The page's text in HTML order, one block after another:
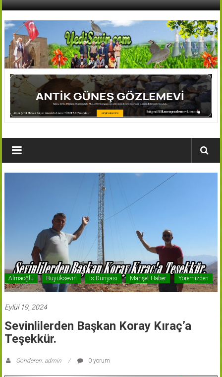
İçeriğe
AFŞİN
YEDİSEVİN
HABER
Köyleri
Almaoğlu Büyüksevin Is Dunyasi Manşet Haber Yöremizden
Eylül 19, 2024
Sevinlilerden Başkan Koray Kıraç’a
Teşekkür.
Gönderen: admin 0 yorum